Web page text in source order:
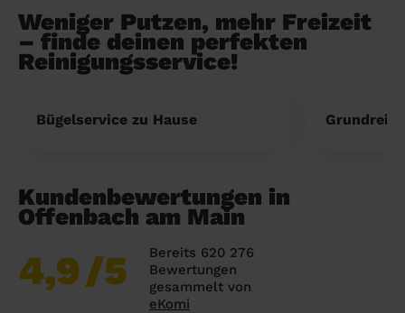
Weniger Putzen, mehr Freizeit
– finde deinen perfekten
Reinigungsservice!
Bügelservice zu Hause
Kundenbewertungen in
Offenbach am Main
4,9/5
Bereits 620 276
Bewertungen
gesammelt von
eKomi